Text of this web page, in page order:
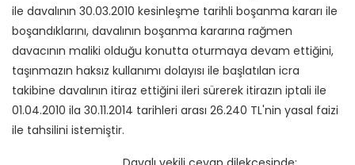
ile davalının 30.03.2010 kesinleşme tarihli boşanma kararı ile
boşandıklarını, davalının boşanma kararına rağmen
davacının maliki olduğu konutta oturmaya devam ettiğini,
taşınmazın haksız kullanımı dolayısı ile başlatılan icra
takibine davalının itiraz ettiğini ileri sürerek itirazın iptali ile
01.04.2010 ila 30.11.2014 tarihleri arası 26.240 TL'nin yasal faizi
ile tahsilini istemiştir.